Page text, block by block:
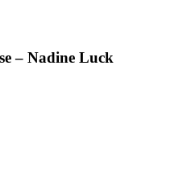
– Nadine Luck